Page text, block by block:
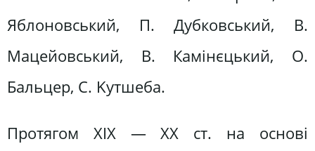
Яблоновський, П. Дубковський, В.
Мацейовський, В. Камінєцький, О.
Бальцер, C. Kyтшеба.
Протягом ХІХ — ХХ ст. на основі